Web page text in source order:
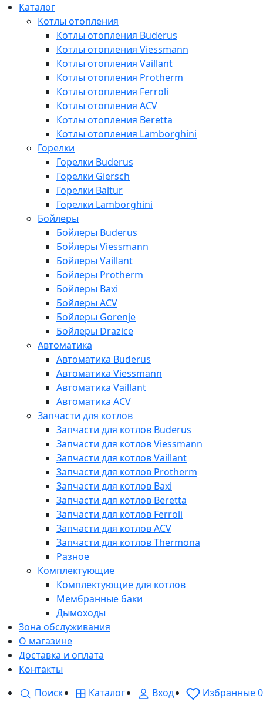
Каталог
Котлы отопления
Котлы отопления Buderus
Котлы отопления Viessmann
Котлы отопления Vaillant
Котлы отопления Protherm
Котлы отопления Ferroli
Котлы отопления ACV
Котлы отопления Beretta
Котлы отопления Lamborghini
Горелки
Горелки Buderus
Горелки Giersch
Горелки Baltur
Горелки Lamborghini
Бойлеры
Бойлеры Buderus
Бойлеры Viessmann
Бойлеры Vaillant
Бойлеры Protherm
Бойлеры Baxi
Бойлеры ACV
Бойлеры Gorenje
Бойлеры Drazice
Автоматика
Автоматика Buderus
Автоматика Viessmann
Автоматика Vaillant
Автоматика ACV
Запчасти для котлов
Запчасти для котлов Buderus
Запчасти для котлов Viessmann
Запчасти для котлов Vaillant
Запчасти для котлов Protherm
Запчасти для котлов Baxi
Запчасти для котлов Beretta
Запчасти для котлов Ferroli
Запчасти для котлов ACV
Запчасти для котлов Thermona
Разное
Комплектующие
Комплектующие для котлов
Мембранные баки
Дымоходы
Зона обслуживания
О магазине
Доставка и оплата
Контакты
Поиск
Каталог Вход Избранные0